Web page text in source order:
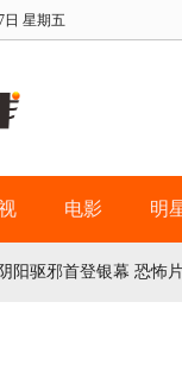
日 星期五
电影 明
阴阳驱邪首登银幕 恐怖